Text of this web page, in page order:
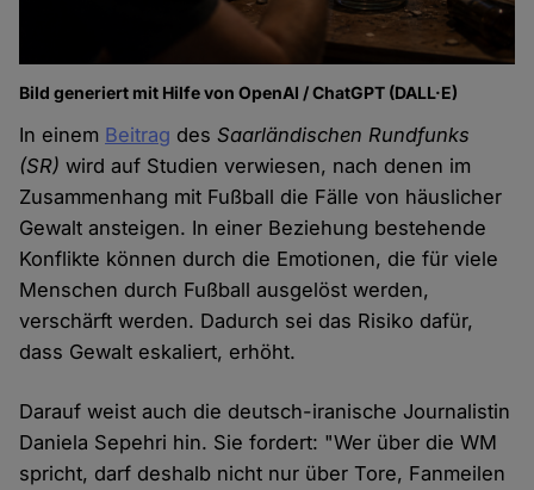
Bild generiert mit Hilfe von OpenAI / ChatGPT (DALL·E)
In einem Beitrag desSaarländischen Rundfunks
(SR) wird auf Studien verwiesen, nach denen im
Zusammenhang mit Fußball die Fälle von häuslicher
Gewalt ansteigen. In einer Beziehung bestehende
Konflikte können durch die Emotionen, die für viele
Menschen durch Fußball ausgelöst werden,
verschärft werden. Dadurch sei das Risiko dafür,
dass Gewalt eskaliert, erhöht.
Darauf weist auch die deutsch-iranische Journalistin
Daniela Sepehri hin. Sie fordert: "Wer über die WM
spricht, darf deshalb nicht nur über Tore, Fanmeilen